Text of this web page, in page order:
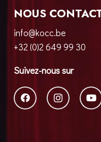
NOUS
info@kocc.be
+32 (0)2 649 99 30
Suivez-nous sur